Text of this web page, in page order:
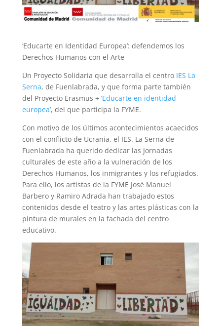
‘Educarte en Identidad Europea’: defendemos los
Derechos Humanos con el Arte
Un Proyecto Solidaria que desarrolla el centro IES La
Serna, de Fuenlabrada, y que forma parte también
del Proyecto Erasmus + ‘Educarte en identidad
europea’, del que participa la FYME.
Con motivo de los últimos acontecimientos acaecidos
con el conflicto de Ucrania, el IES. La Serna de
Fuenlabrada ha querido dedicar las Jornadas
culturales de este año a la vulneración de los
Derechos Humanos, los inmigrantes y los refugiados.
Para ello, los artistas de la FYME José Manuel
Barbero y Ramiro Adrada han trabajado estos
contenidos desde el teatro y las artes plásticas con la
pintura de murales en la fachada del centro
educativo.